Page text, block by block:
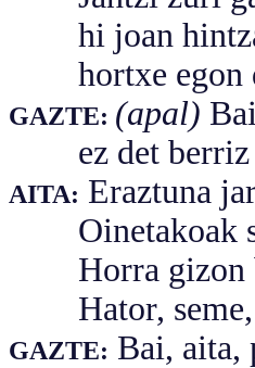
hi joan
hortxe egon
GAZTE: (apal)
ez det berriz
AITA: Eraztuna
Oinetakoak
Horra gizon
Hator, seme,
GAZTE: Bai, aita,